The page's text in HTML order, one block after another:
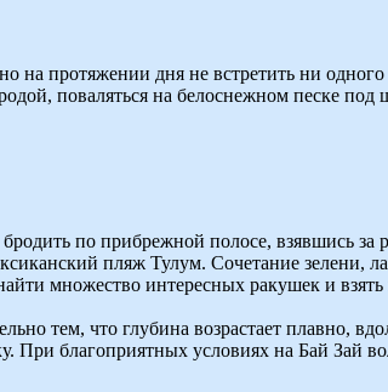
протяжении дня не встретить ни
поваляться на белоснежном песке под
по прибрежной полосе, взявшись за
пляж Тулум. Сочетание зелени,
множество интересных ракушек и
тем, что глубина возрастает плавно,
При благоприятных условиях на Бай Зай